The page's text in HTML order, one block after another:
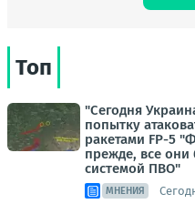
Топ
"Сегодня
попытку
ракетами FP-5
прежде, все
системой ПВО"
МНЕНИЯ